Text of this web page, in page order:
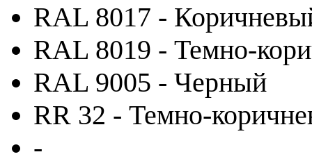
RAL 8017 -
RAL 8019 - Темно-
RAL 9005 - Черный
RR 32 - Темно-
-